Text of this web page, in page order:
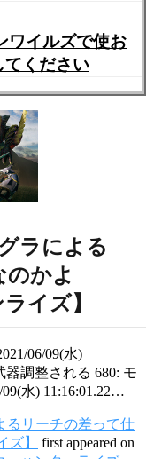
ワイルズで使お
てください
ラによる
のかよ
イズ】
06/09(水)
器調整される 680: モ
水) 11:16:01.22…
るリーチの差って仕
】
first appeared on